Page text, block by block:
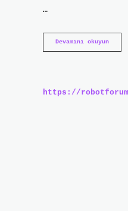
…
Devamını okuyun
1
https://